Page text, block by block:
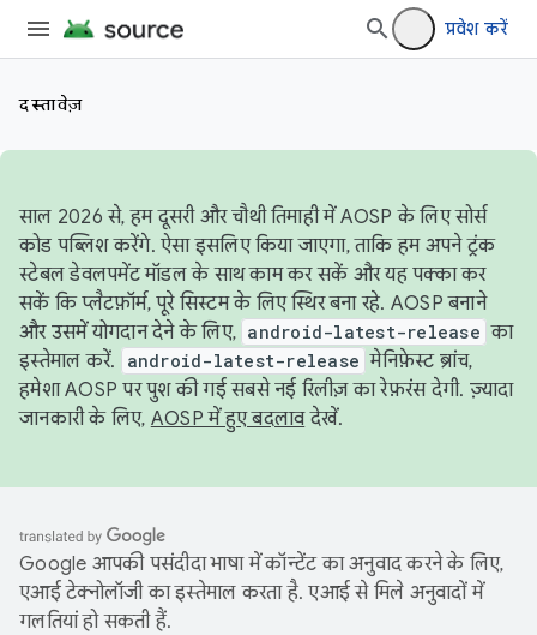
प्रवेश करें
दस्तावेज़
साल 2026 से, हम दूसरी और चौथी तिमाही में AOSP के लिए सोर्स
कोड पब्लिश करेंगे. ऐसा इसलिए किया जाएगा, ताकि हम अपने ट्रंक
स्टेबल डेवलपमेंट मॉडल के साथ काम कर सकें और यह पक्का कर
सकें कि प्लैटफ़ॉर्म, पूरे सिस्टम के लिए स्थिर बना रहे. AOSP बनाने
और उसमें योगदान देने के लिए, android-latest-release का
इस्तेमाल करें.
android-latest-release मेनिफ़ेस्ट ब्रांच,
हमेशा AOSP पर पुश की गई सबसे नई रिलीज़ का रेफ़रंस देगी. ज़्यादा
जानकारी के लिए, AOSP में हुए बदलावदेखें.
Google आपकी पसंदीदा भाषा में कॉन्टेंट का अनुवाद करने के लिए,
एआई टेक्नोलॉजी का इस्तेमाल करता है. एआई से मिले अनुवादों में
गलतियां हो सकती हैं.